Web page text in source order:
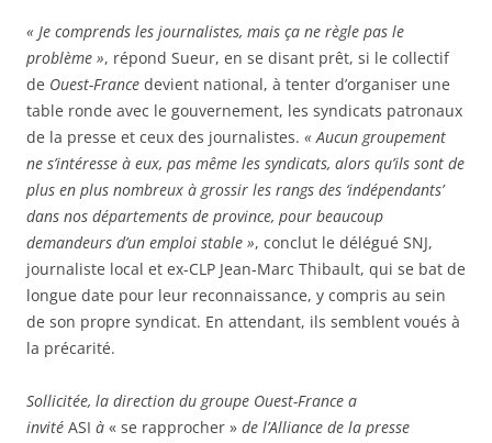
« Je comprends les journalistes, mais ça ne règle pas le
problème », répond Sueur, en se disant prêt, si le collectif
de Ouest-France devient national, à tenter d’organiser une
table ronde avec le gouvernement, les syndicats patronaux
de la presse et ceux des journalistes. « Aucun groupement
ne s’intéresse à eux, pas même les syndicats, alors qu’ils sont de
plus en plus nombreux à grossir les rangs des ‘indépendants’
dans nos départements de province, pour beaucoup
demandeurs d’un emploi stable », conclut le délégué SNJ,
journaliste local et ex-CLP Jean-Marc Thibault, qui se bat de
longue date pour leur reconnaissance, y compris au sein
de son propre syndicat. En attendant, ils semblent voués à
la précarité.
Sollicitée, la direction du groupe Ouest-France a
invité ASI à « se rapprocher » de l’Alliance de la presse